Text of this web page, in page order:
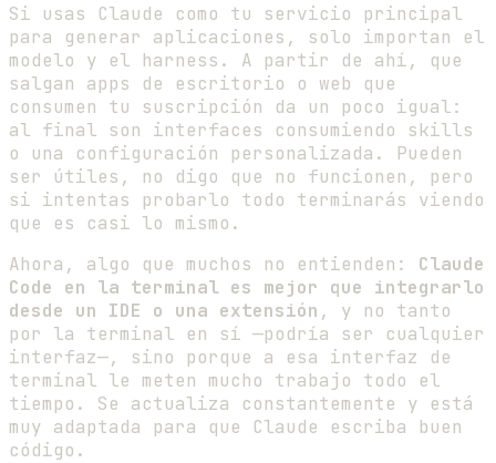
Si usas Claude como tu servicio principal
para generar aplicaciones, solo importan el
modelo y el harness. A partir de ahí, que
salgan apps de escritorio o web que
consumen tu suscripción da un poco igual:
al final son interfaces consumiendo skills
o una configuración personalizada. Pueden
ser útiles, no digo que no funcionen, pero
si intentas probarlo todo terminarás viendo
que es casi lo mismo.
Ahora, algo que muchos no entienden: Claude
Code en la terminal es mejor que integrarlo
desde un IDE o una extensión , y no tanto
por la terminal en sí —podría ser cualquier
interfaz—, sino porque a esa interfaz de
terminal le meten mucho trabajo todo el
tiempo. Se actualiza constantemente y está
muy adaptada para que Claude escriba buen
código.